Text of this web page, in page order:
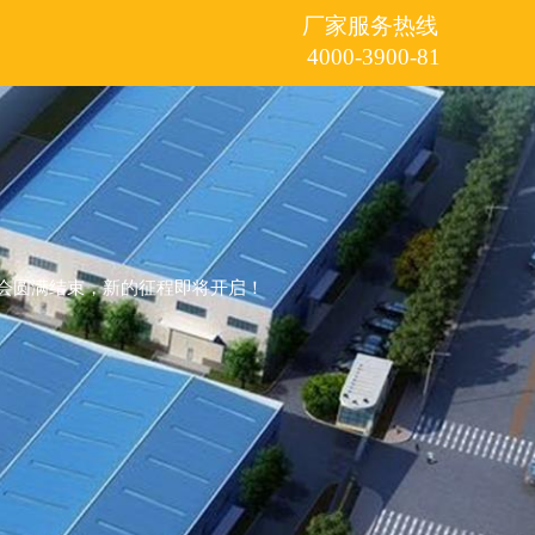
厂家服务热线
4000-3900-81
，新的征程即将开启！